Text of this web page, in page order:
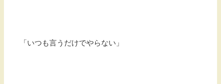
「いつも言うだけでやらない」